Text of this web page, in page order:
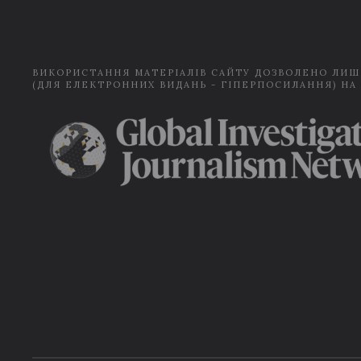
ВИКОРИСТАННЯ МАТЕРІАЛІВ САЙТУ ДОЗВОЛЕНО
(ДЛЯ ЕЛЕКТРОННИХ ВИДАНЬ - ГІПЕРПОСИЛАННЯ) НА